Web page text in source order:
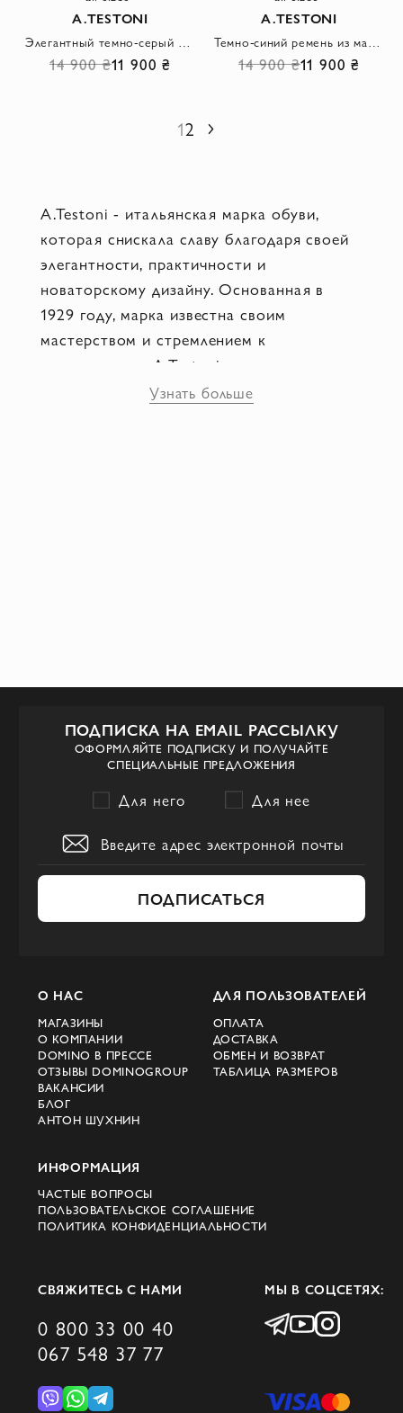
A.TESTONI
Элегантный темно-серый ремень из матовой кожи с лаконичной округлой пряжкой
14 900 ₴11 900 ₴
A.TESTONI
Темно-синий ремень из матовой кожи с трапециевидной пряжкой
14 900 ₴11 900 ₴
12 Следующий
A.Testoni - итальянская марка обуви,
которая снискала славу благодаря своей
элегантности, практичности и
новаторскому дизайну. Основанная в
1929 году, марка известна своим
мастерством и стремлением к
совершенству. A.Testoni предлагает
широкий ассортимент обуви для мужчин,
текстуры и цвета, чтобы создавать
Узнать больше
ПОДПИСКА НА EMAIL РАССЫЛКУ
ОФОРМЛЯЙТЕ ПОДПИСКУ И ПОЛУЧАЙТЕ
СПЕЦИАЛЬНЫЕ ПРЕДЛОЖЕНИЯ
Для него Для нее
ПОДПИСАТЬСЯ
О НАС
МАГАЗИНЫ
О КОМПАНИИ
DOMINO В ПРЕССЕ
ОТЗЫВЫ DOMINOGROUP
ВАКАНСИИ
БЛОГ
АНТОН ШУХНИН
ДЛЯ ПОЛЬЗОВАТЕЛЕЙ
ОПЛАТА
ДОСТАВКА
ОБМЕН И ВОЗВРАТ
ТАБЛИЦА РАЗМЕРОВ
ИНФОРМАЦИЯ
ЧАСТЫЕ ВОПРОСЫ
ПОЛЬЗОВАТЕЛЬСКОЕ СОГЛАШЕНИЕ
ПОЛИТИКА КОНФИДЕНЦИАЛЬНОСТИ
СВЯЖИТЕСЬ С НАМИ
0 800 33 00 40
067 548 37 77
МЫ В СОЦСЕТЯХ: